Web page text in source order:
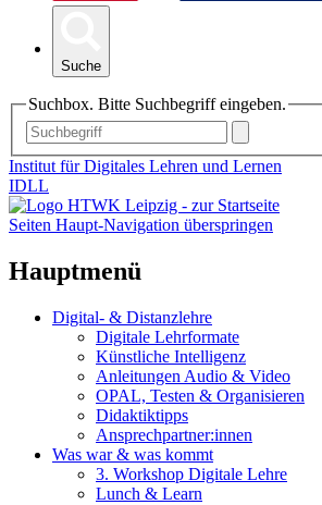
Suche
Suchbox. Bitte Suchbegriff eingeben.
Institut für Digitales Lehren und Lernen
IDLL
Seiten Haupt-Navigation überspringen
Hauptmenü
Digital- & Distanzlehre
Digitale Lehrformate
Künstliche Intelligenz
Anleitungen Audio & Video
OPAL, Testen & Organisieren
Didaktiktipps
Ansprechpartner:innen
Was war & was kommt
3. Workshop Digitale Lehre
Lunch & Learn